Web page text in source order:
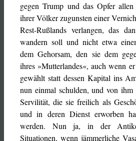
gegen Trump und das Opfer allen
ihrer Völker zugunsten einer
Rest-Rußlands verlangen, das
wandern soll und nicht etwa
dem Gehorsam, den sie dem
ihres »Mutterlandes«, auch wenn
gewählt statt dessen Kapital ins
nun einmal schulden, und von
Servilität, die sie freilich als
und in deren Dienst erworben
werden. Nun ja, in der
Situationen, wenn jämmerliche